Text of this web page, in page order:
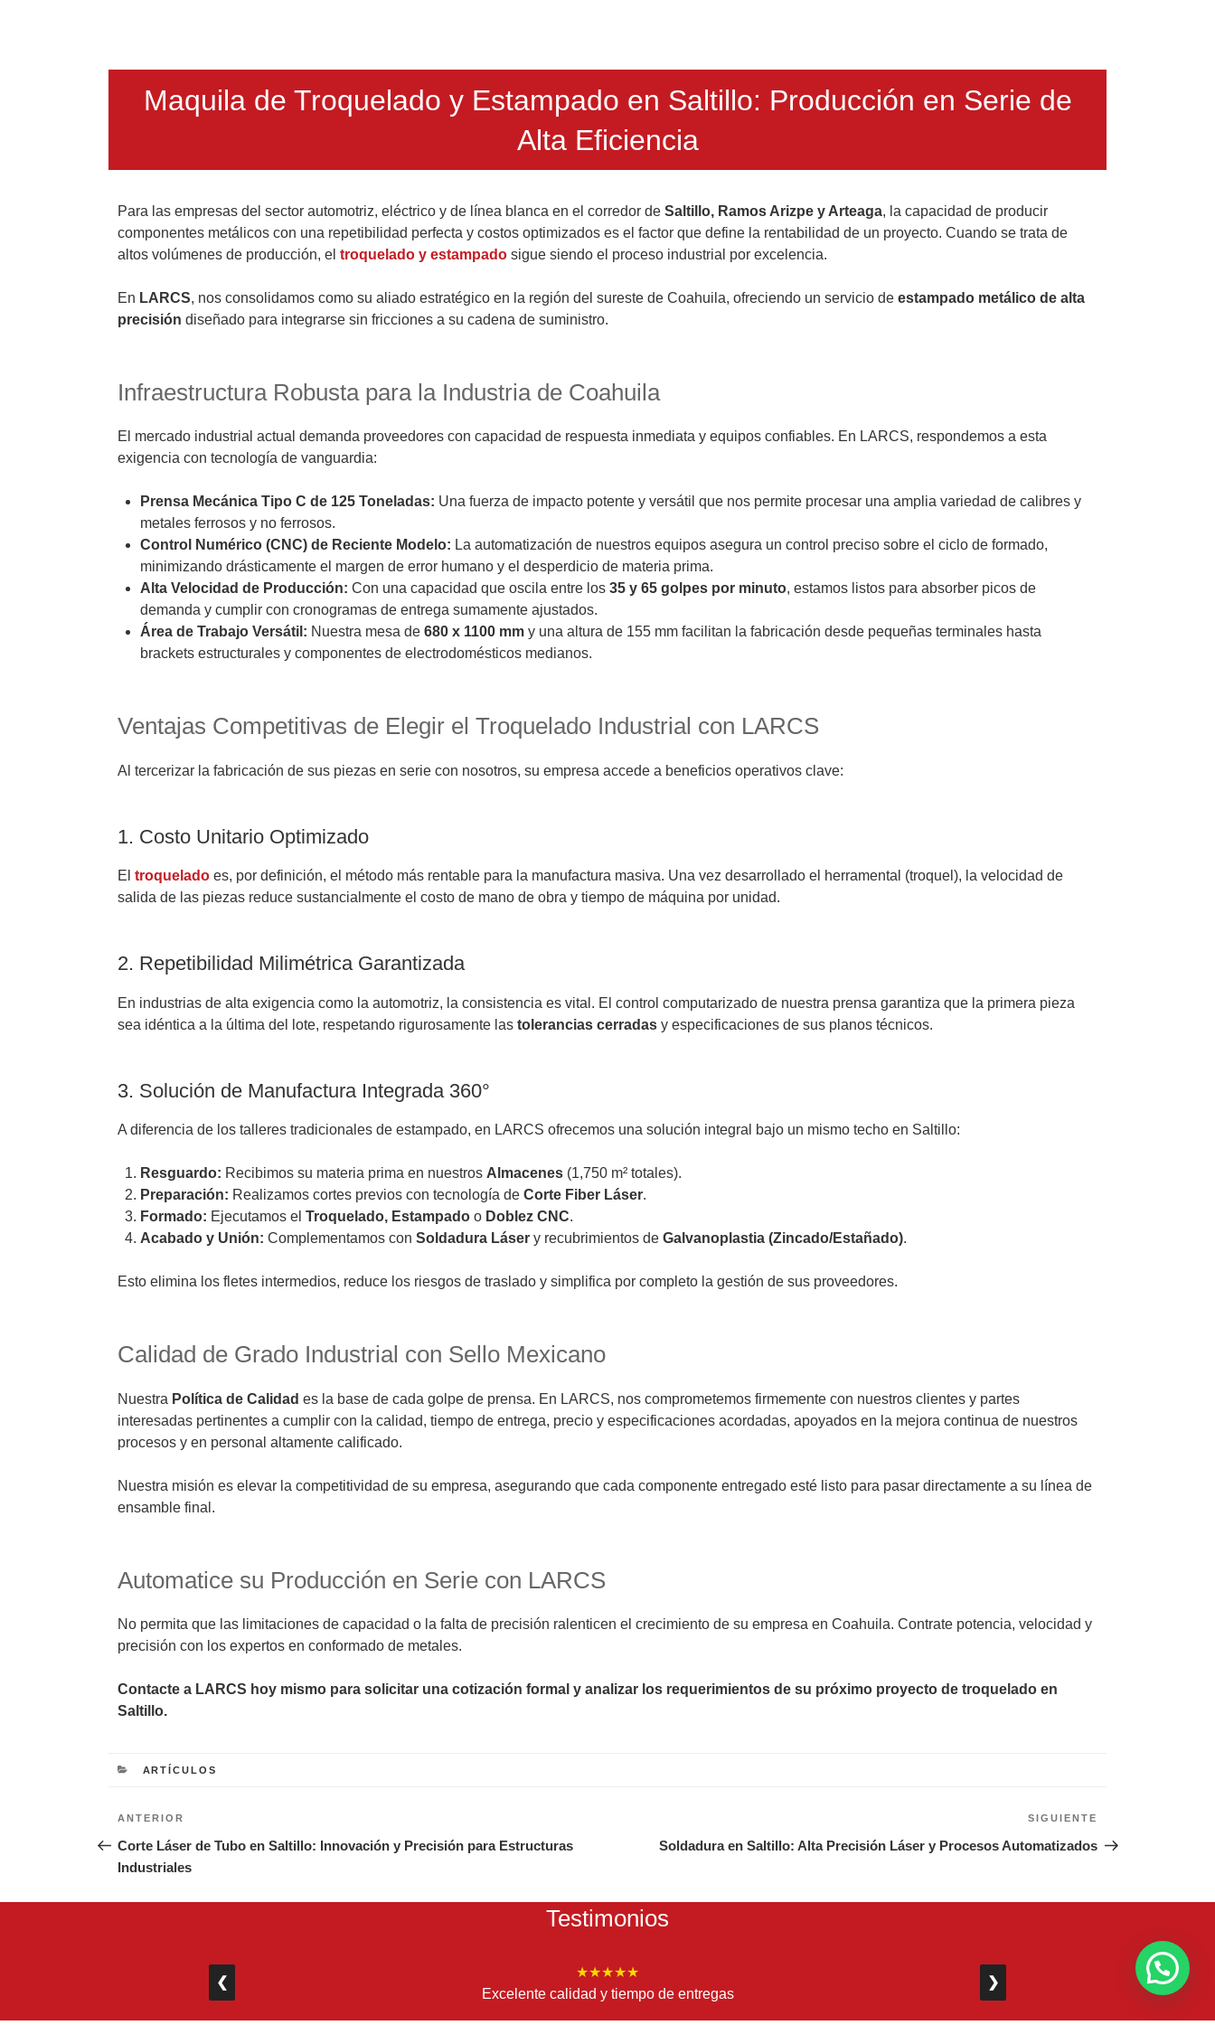
Maquila de Troquelado y Estampado en Saltillo: Producción en Serie de
Alta Eficiencia
Para las empresas del sector automotriz, eléctrico y de línea blanca en el corredor de Saltillo, Ramos Arizpe y Arteaga, la capacidad de producir
componentes metálicos con una repetibilidad perfecta y costos optimizados es el factor que define la rentabilidad de un proyecto. Cuando se trata de
altos volúmenes de producción, el troquelado y estampado sigue siendo el proceso industrial por excelencia.
En LARCS, nos consolidamos como su aliado estratégico en la región del sureste de Coahuila, ofreciendo un servicio de estampado metálico de alta
precisión diseñado para integrarse sin fricciones a su cadena de suministro.
Infraestructura Robusta para la Industria de Coahuila
El mercado industrial actual demanda proveedores con capacidad de respuesta inmediata y equipos confiables. En LARCS, respondemos a esta
exigencia con tecnología de vanguardia:
Prensa Mecánica Tipo C de 125 Toneladas: Una fuerza de impacto potente y versátil que nos permite procesar una amplia variedad de calibres y
metales ferrosos y no ferrosos.
Control Numérico (CNC) de Reciente Modelo: La automatización de nuestros equipos asegura un control preciso sobre el ciclo de formado,
minimizando drásticamente el margen de error humano y el desperdicio de materia prima.
Alta Velocidad de Producción: Con una capacidad que oscila entre los 35 y 65 golpes por minuto, estamos listos para absorber picos de
demanda y cumplir con cronogramas de entrega sumamente ajustados.
Área de Trabajo Versátil: Nuestra mesa de 680 x 1100 mm y una altura de 155 mm facilitan la fabricación desde pequeñas terminales hasta
brackets estructurales y componentes de electrodomésticos medianos.
Ventajas Competitivas de Elegir el Troquelado Industrial con LARCS
Al tercerizar la fabricación de sus piezas en serie con nosotros, su empresa accede a beneficios operativos clave:
1. Costo Unitario Optimizado
El troquelado es, por definición, el método más rentable para la manufactura masiva. Una vez desarrollado el herramental (troquel), la velocidad de
salida de las piezas reduce sustancialmente el costo de mano de obra y tiempo de máquina por unidad.
2. Repetibilidad Milimétrica Garantizada
En industrias de alta exigencia como la automotriz, la consistencia es vital. El control computarizado de nuestra prensa garantiza que la primera pieza
sea idéntica a la última del lote, respetando rigurosamente las tolerancias cerradas y especificaciones de sus planos técnicos.
3. Solución de Manufactura Integrada 360°
A diferencia de los talleres tradicionales de estampado, en LARCS ofrecemos una solución integral bajo un mismo techo en Saltillo:
Resguardo: Recibimos su materia prima en nuestros Almacenes (1,750 m² totales).
Preparación: Realizamos cortes previos con tecnología de Corte Fiber Láser.
Formado: Ejecutamos el Troquelado, Estampado o Doblez CNC.
Acabado y Unión: Complementamos con Soldadura Láser y recubrimientos de Galvanoplastia (Zincado/Estañado).
Esto elimina los fletes intermedios, reduce los riesgos de traslado y simplifica por completo la gestión de sus proveedores.
Calidad de Grado Industrial con Sello Mexicano
Nuestra Política de Calidad es la base de cada golpe de prensa. En LARCS, nos comprometemos firmemente con nuestros clientes y partes
interesadas pertinentes a cumplir con la calidad, tiempo de entrega, precio y especificaciones acordadas, apoyados en la mejora continua de nuestros
procesos y en personal altamente calificado.
Nuestra misión es elevar la competitividad de su empresa, asegurando que cada componente entregado esté listo para pasar directamente a su línea de
ensamble final.
Automatice su Producción en Serie con LARCS
No permita que las limitaciones de capacidad o la falta de precisión ralenticen el crecimiento de su empresa en Coahuila. Contrate potencia, velocidad y
precisión con los expertos en conformado de metales.
Contacte a LARCS hoy mismo para solicitar una cotización formal y analizar los requerimientos de su próximo proyecto de troquelado en
Saltillo.
CATEGORÍAS
ARTÍCULOS
Navegación
de
entradas
Entrada
anterior:
ANTERIOR
Corte Láser de Tubo en Saltillo: Innovación y Precisión para Estructuras
Industriales
entrada
SIGUIENTE
Soldadura en Saltillo: Alta Precisión Láser y Procesos Automatizados
Testimonios
★★★★★
Excelente calidad y tiempo de entregas
❮ ❯